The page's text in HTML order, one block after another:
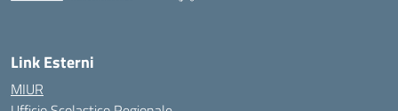
Link Esterni
MIUR